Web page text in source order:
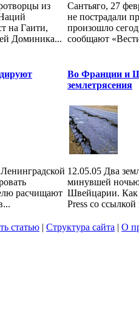
из
на Гаити,
Доминика...
Сантьяго, 27
не пострадали
произошло
сообщают
расчищают
Во Франции и
землетрясения
12.05.05 Два
минувшей
Швейцарии. Как
Press со
статью | Структура сайта | О